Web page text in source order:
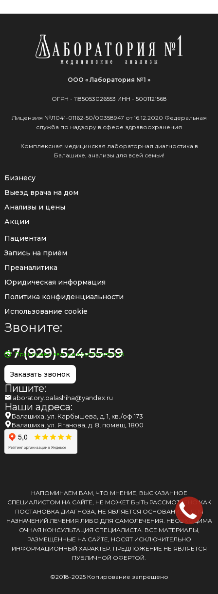
ООО « Лаборатория №1 »
ОГРН - 1185053026553 ИНН - 5001121568
Лицензия №Л041-01162-50/00358947 от 16.12.2020 Федеральная
служба по надзору в сфере здравоохранения
Комплексная медицинская лабораторная диагностика в
Балашихе, анализы для всей семьи!
Бизнесу
Выезд врача на дом
Анализы и цены
Акции
Пациентам
Запись на приём
Преаналитика
Юридическая информация
Политика конфиденциальности
Использование cookie
Звоните:
+7 (929) 524-55-59
Принимаем звонки круглосуточно
Заказать звонок
Пишите:
laboratory.balashiha@yandex.ru
Наши адреса:
Балашиха, ул. Карбышева, д. 1, кв./оф.173
Балашиха, ул. Яганова, д. 8, помещ. 1800
НАПОМИНАЕМ ВАМ, ЧТО МНЕНИЕ, ВЫСКАЗАННОЕ
СПЕЦИАЛИСТОМ НА САЙТЕ, НЕ МОЖЕТ БЫТЬ РАССМОТРЕНО КАК
ПОСТАНОВКА ДИАГНОЗА, НЕ ЯВЛЯЕТСЯ ОСНОВАНИЕМ ДЛЯ
НАЗНАЧЕНИЙ ЛЕЧЕНИЯ ЛИБО ДЛЯ САМОЛЕЧЕНИЯ. НЕОБХОДИМА
ОЧНАЯ КОНСУЛЬТАЦИЯ СПЕЦИАЛИСТА. ВСЕ МАТЕРИАЛЫ,
РАЗМЕЩЕННЫЕ НА САЙТЕ, НОСЯТ ИСКЛЮЧИТЕЛЬНО
ИНФОРМАЦИОННЫЙ ХАРАКТЕР. ПРЕДЛОЖЕНИЕ НЕ ЯВЛЯЕТСЯ
ПУБЛИЧНОЙ ОФЕРТОЙ.
©2018-2025 Копирование запрещено